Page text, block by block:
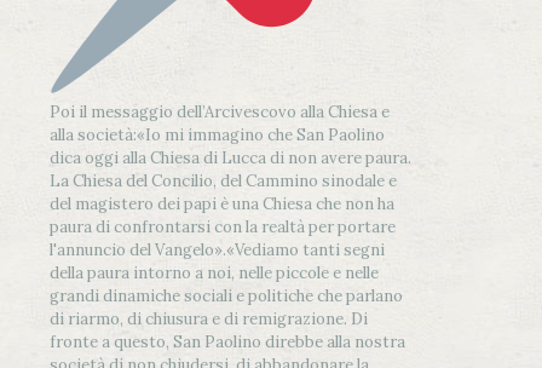
Poi il messaggio dell’Arcivescovo alla Chiesa e
alla società:«Io mi immagino che San Paolino
dica oggi alla Chiesa di Lucca di non avere paura.
La Chiesa del Concilio, del Cammino sinodale e
del magistero dei papi è una Chiesa che non ha
paura di confrontarsi con la realtà per portare
l'annuncio del Vangelo».«Vediamo tanti segni
della paura intorno a noi, nelle piccole e nelle
grandi dinamiche sociali e politiche che parlano
di riarmo, di chiusura e di remigrazione. Di
fronte a questo, San Paolino direbbe alla nostra